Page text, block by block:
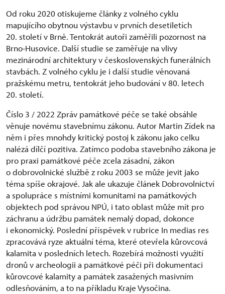
Od roku 2020 otiskujeme články z volného cyklu
mapujícího obytnou výstavbu v prvních desetiletích
20. století v Brně. Tentokrát autoři zaměřili pozornost na
Brno-Husovice. Další studie se zaměřuje na vlivy
mezinárodní architektury v československých funerálních
stavbách. Z volného cyklu je i další studie věnovaná
pražskému metru, tentokrát jeho budování v 80. letech
20. století.
Číslo 3 / 2022 Zpráv památkové péče se také obsáhle
věnuje novému stavebnímu zákonu. Autor Martin Zídek na
něm i přes mnohdy kritický postoj k zákonu jako celku
nalézá dílčí pozitiva. Zatímco podoba stavebního zákona je
pro praxi památkové péče zcela zásadní, zákon
o dobrovolnické službě z roku 2003 se může jevit jako
téma spíše okrajové. Jak ale ukazuje článek Dobrovolnictví
a spolupráce s místními komunitami na památkových
objektech pod správou NPÚ, i tato oblast může mít pro
záchranu a údržbu památek nemalý dopad, dokonce
i ekonomický. Poslední příspěvek v rubrice In medias res
zpracovává ryze aktuální téma, které otevřela kůrovcová
kalamita v posledních letech. Rozebírá možnosti využití
dronů v archeologii a památkové péči při dokumentaci
kůrovcové kalamity a památek zasažených masivním
odlesňováním, a to na příkladu Kraje Vysočina.